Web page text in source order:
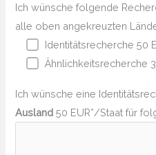
Ich wünsche folgende
alle oben angekreuzten
Identitätsrecherche 50
Ähnlichkeitsrecherche
Ich wünsche eine
Ausland 50 EUR*/Staat für